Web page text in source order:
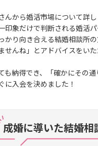
んから婚活市場について詳し
印象だけで判断される婚活
かり向き合える結婚相談所
せんね」とアドバイスをいた
も納得でき、「確かにその
に入会を決めました！
成婚に導いた結婚相